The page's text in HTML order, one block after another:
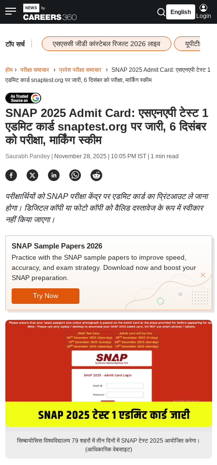
English
Login
टॉप सर्च एसएससी जीडी कांस्टेबल रिजल्ट 2026 लाइव यूपीटीईटी
होम परीक्षा समाचार प्रवेश परीक्षा समाचार
SNAP 2025 Admit Card: एसएनएपी टेस्ट 1
एडमिट कार्ड snaptest.org पर जारी, 6 दिसंबर को परीक्षा, मार्किंग स्कीम
SNAP 2025 Admit Card: एसएनएपी टेस्ट 1
एडमिट कार्ड snaptest.org पर जारी, 6 दिसंबर
को परीक्षा, मार्किंग स्कीम
Saurabh Pandey | November 28, 2025 | 10:05 PM IST| 1 min read
परीक्षार्थियों को SNAP परीक्षा केंद्र पर एडमिट कार्ड का प्रिंटआउट ले जाना
होगा। डिजिटल कॉपी या फोटो कॉपी को वैलिड दस्तावेज के रूप में स्वीकार
नहीं किया जाएगा।
SNAP Sample Papers 2026
Practice with the SNAP sample papers to improve speed,
accuracy, and exam strategy. Download now and boost your
SNAP preparation.
Try Now
सिम्बायोसिस विश्वविद्यालय 79 शहरों में तीन दिनों में SNAP टेस्ट 2025 आयोजित करेगा।
(आधिकारिक वेबसाइट)